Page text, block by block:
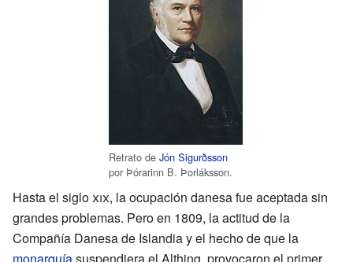
Retrato de Jón Sigurðsson
por Þórarinn B. Þorláksson.
Hasta el sigloxix, la ocupación danesa fue aceptada sin
grandes problemas. Pero en 1809, la actitud de la
Compañía Danesa de Islandia y el hecho de que la
monarquíasuspendiera el Althing, provocaron el primer